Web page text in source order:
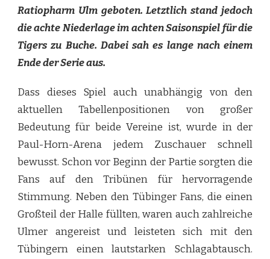
Ratiopharm Ulm geboten. Letztlich stand jedoch
die achte Niederlage im achten Saisonspiel für die
Tigers zu Buche. Dabei sah es lange nach einem
Ende der Serie aus.
Dass dieses Spiel auch unabhängig von den
aktuellen Tabellenpositionen von großer
Bedeutung für beide Vereine ist, wurde in der
Paul-Horn-Arena jedem Zuschauer schnell
bewusst. Schon vor Beginn der Partie sorgten die
Fans auf den Tribünen für hervorragende
Stimmung. Neben den Tübinger Fans, die einen
Großteil der Halle füllten, waren auch zahlreiche
Ulmer angereist und leisteten sich mit den
Tübingern einen lautstarken Schlagabtausch.